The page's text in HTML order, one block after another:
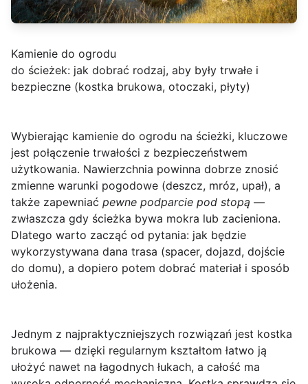
Kamienie do ogrodu
do ścieżek: jak dobrać rodzaj, aby były trwałe i
bezpieczne (kostka brukowa, otoczaki, płyty)
Wybierając kamienie do ogrodu na ścieżki, kluczowe
jest połączenie trwałości z bezpieczeństwem
użytkowania. Nawierzchnia powinna dobrze znosić
zmienne warunki pogodowe (deszcz, mróz, upał), a
także zapewniać pewne podparcie pod stopą —
zwłaszcza gdy ścieżka bywa mokra lub zacieniona.
Dlatego warto zacząć od pytania: jak będzie
wykorzystywana dana trasa (spacer, dojazd, dojście
do domu), a dopiero potem dobrać materiał i sposób
ułożenia.
Jednym z najpraktyczniejszych rozwiązań jest kostka
brukowa — dzięki regularnym kształtom łatwo ją
ułożyć nawet na łagodnych łukach, a całość ma